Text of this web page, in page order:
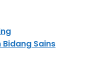
Sains